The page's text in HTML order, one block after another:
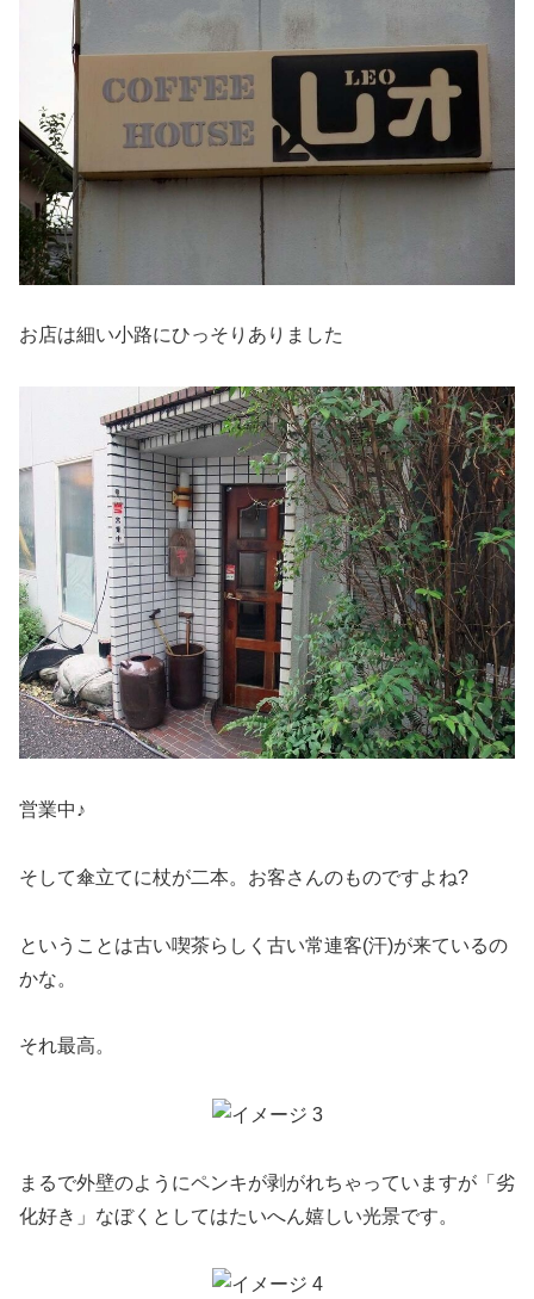
お店は細い小路にひっそりありました
営業中♪
そして傘立てに杖が二本。お客さんのものですよね?
ということは古い喫茶らしく古い常連客(汗)が来ているの
かな。
それ最高。
まるで外壁のようにペンキが剥がれちゃっていますが「劣
化好き」なぼくとしてはたいへん嬉しい光景です。